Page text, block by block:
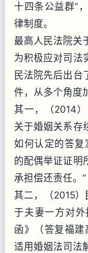
十四条公益群”
律制度。
最高人民法院关
为积极应对司法
民法院先后出台
件，从多个角度
其一，（2014
关于婚姻关系存
如何认定的答复
的配偶举证证明
承担偿还责任。”
其二，（2015
于夫妻一方对
函》（答复福建
适用婚姻法司法